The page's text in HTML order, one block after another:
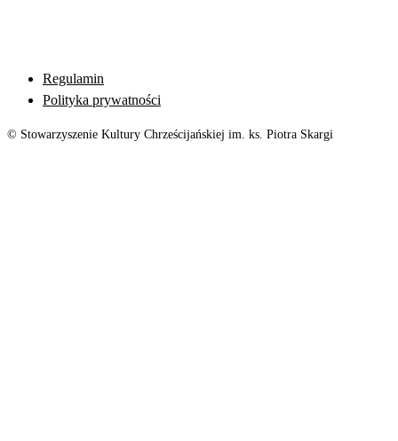
Regulamin
Polityka prywatności
© Stowarzyszenie Kultury Chrześcijańskiej im. ks. Piotra Skargi